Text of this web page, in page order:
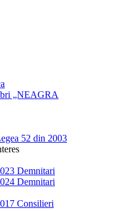
„NEAGRA
52 din 2003
Demnitari
Demnitari
Consilieri